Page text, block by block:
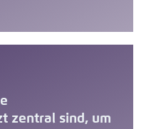
zentral sind, um